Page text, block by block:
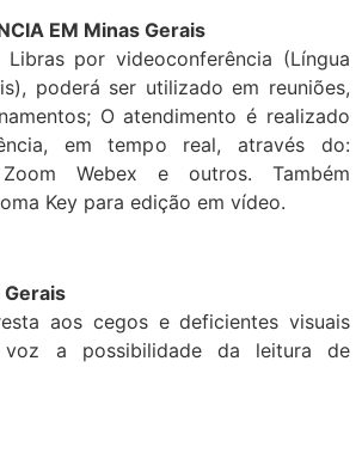
EM Minas Gerais
Libras por videoconferência (Língua
poderá ser utilizado em reuniões,
O atendimento é realizado
em tempo real, através do:
Webex e outros. Também
Key para edição em vídeo.
Gerais
aos cegos e deficientes visuais
a possibilidade da leitura de